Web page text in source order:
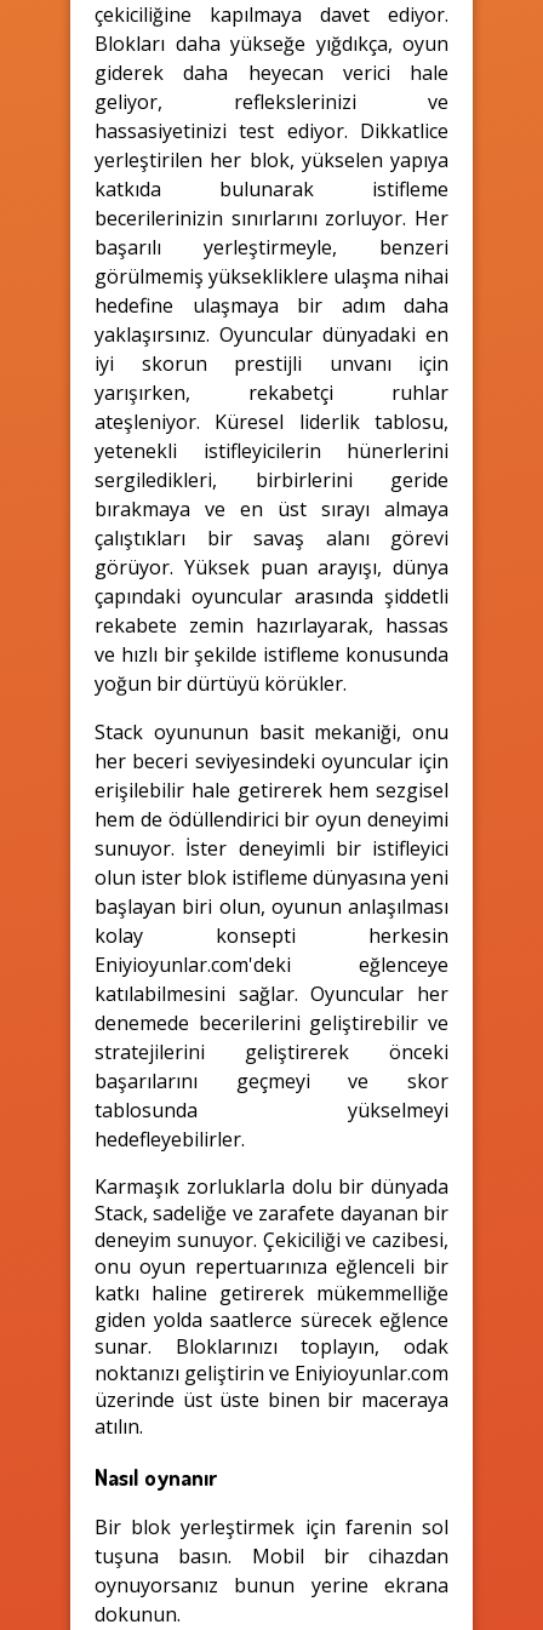
çekiciliğine kapılmaya davet ediyor.
Blokları daha yükseğe yığdıkça, oyun
giderek daha heyecan verici hale
geliyor, reflekslerinizi ve
hassasiyetinizi test ediyor. Dikkatlice
yerleştirilen her blok, yükselen yapıya
katkıda bulunarak istifleme
becerilerinizin sınırlarını zorluyor. Her
başarılı yerleştirmeyle, benzeri
görülmemiş yüksekliklere ulaşma nihai
hedefine ulaşmaya bir adım daha
yaklaşırsınız. Oyuncular dünyadaki en
iyi skorun prestijli unvanı için
yarışırken, rekabetçi ruhlar
ateşleniyor. Küresel liderlik tablosu,
yetenekli istifleyicilerin hünerlerini
sergiledikleri, birbirlerini geride
bırakmaya ve en üst sırayı almaya
çalıştıkları bir savaş alanı görevi
görüyor. Yüksek puan arayışı, dünya
çapındaki oyuncular arasında şiddetli
rekabete zemin hazırlayarak, hassas
ve hızlı bir şekilde istifleme konusunda
yoğun bir dürtüyü körükler.
Stack oyununun basit mekaniği, onu
her beceri seviyesindeki oyuncular için
erişilebilir hale getirerek hem sezgisel
hem de ödüllendirici bir oyun deneyimi
sunuyor. İster deneyimli bir istifleyici
olun ister blok istifleme dünyasına yeni
başlayan biri olun, oyunun anlaşılması
kolay konsepti herkesin
Eniyioyunlar.com'deki eğlenceye
katılabilmesini sağlar. Oyuncular her
denemede becerilerini geliştirebilir ve
stratejilerini geliştirerek önceki
başarılarını geçmeyi ve skor
tablosunda yükselmeyi
hedefleyebilirler.
Karmaşık zorluklarla dolu bir dünyada
Stack, sadeliğe ve zarafete dayanan bir
deneyim sunuyor. Çekiciliği ve cazibesi,
onu oyun repertuarınıza eğlenceli bir
katkı haline getirerek mükemmelliğe
giden yolda saatlerce sürecek eğlence
sunar. Bloklarınızı toplayın, odak
noktanızı geliştirin ve Eniyioyunlar.com
üzerinde üst üste binen bir maceraya
atılın.
Nasıl oynanır
Bir blok yerleştirmek için farenin sol
tuşuna basın. Mobil bir cihazdan
oynuyorsanız bunun yerine ekrana
dokunun.